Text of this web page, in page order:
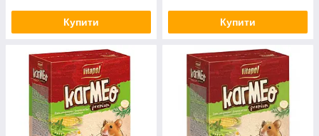
Купити Купити